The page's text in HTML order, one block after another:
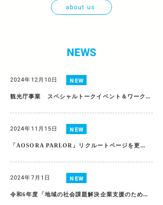
about us
NEWS
NEW
2024年12月10日
観光庁事業 スペシャルトークイベント＆ワークショップ「島に添う。島を継ぐ。」
NEW
2024年11月15日
「AOSORA PARLOR」リクルートページを更新しました！
NEW
2024年7月1日
令和6年度「地域の社会課題解決企業支援のためのエコシステム構築実証事業（地域実証事業）」に採択されました